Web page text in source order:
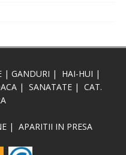
| GANDURI | HAI-HUI |
| SANATATE | CAT.
| APARITII IN PRESA